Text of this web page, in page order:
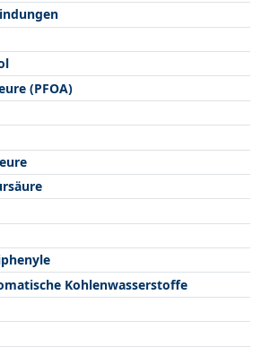
(PFOA)
Kohlenwasserstoffe